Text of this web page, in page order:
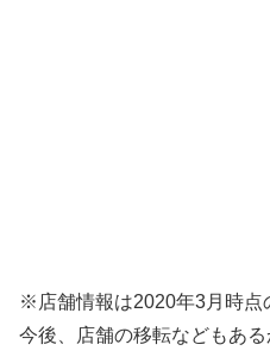
※店舗情報は2020年3月時点
今後、店舗の移転などもある